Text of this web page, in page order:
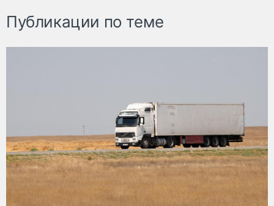
Публикации по теме